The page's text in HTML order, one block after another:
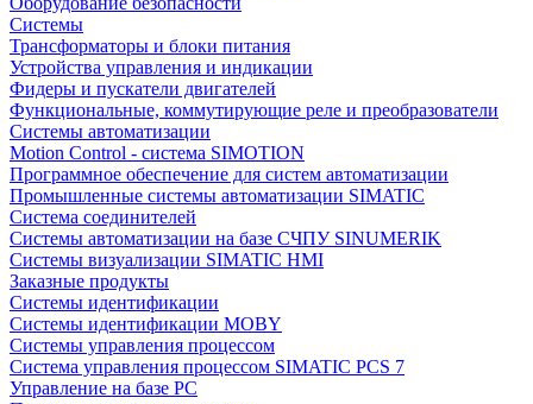
Системы
Трансформаторы и блоки питания
Устройства управления и индикации
Фидеры и пускатели двигателей
Функциональные, коммутирующие реле и преобразователи
Системы автоматизации
Motion Control - система SIMOTION
Программное обеспечение для систем автоматизации
Промышленные системы автоматизации SIMATIC
Система соединителей
Системы автоматизации на базе СЧПУ SINUMERIK
Системы визуализации SIMATIC HMI
Заказные продукты
Системы идентификации
Системы идентификации MOBY
Системы управления процессом
Система управления процессом SIMATIC PCS 7
Управление на базе РС